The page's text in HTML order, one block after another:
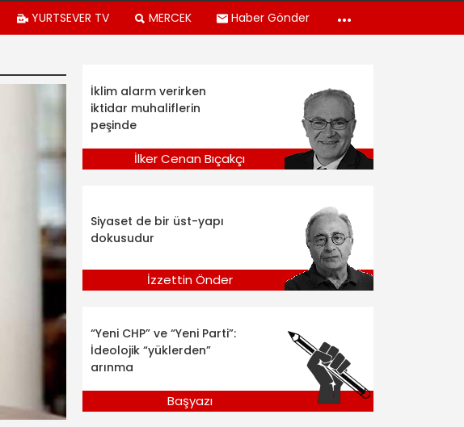
YURTSEVER TV MERCEK Haber Gönder
İklim alarm verirken
iktidar muhaliflerin
peşinde
İlker Cenan Bıçakçı
Siyaset de bir üst-yapı
dokusudur
İzzettin Önder
“Yeni CHP” ve “Yeni Parti”:
İdeolojik “yüklerden”
arınma
Başyazı